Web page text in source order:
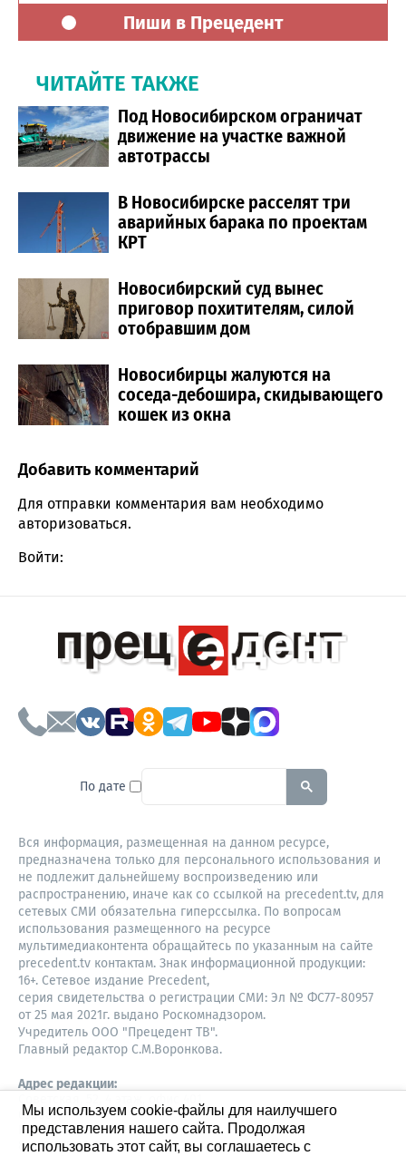
Пиши в Прецедент
ЧИТАЙТЕ ТАКЖЕ
Под Новосибирском ограничат
движение на участке важной
автотрассы
В Новосибирске расселят три
аварийных барака по проектам
КРТ
Новосибирский суд вынес
приговор похитителям, силой
отобравшим дом
Новосибирцы жалуются на
соседа-дебошира, скидывающего
кошек из окна
Comment section
Добавить комментарий
Для отправки комментария вам необходимо
авторизоваться.
Войти:
По дате To search this site, enter a
Вся информация, размещенная на данном ресурсе,
предназначена только для персонального использования и
не подлежит дальнейшему воспроизведению или
распространению, иначе как со ссылкой на precedent.tv, для
сетевых СМИ обязательна гиперссылка. По вопросам
использования размещенного на ресурсе
мультимедиаконтента обращайтесь по указанным на сайте
precedent.tv контактам. Знак информационной продукции:
16+. Сетевое издание Precedent,
серия свидетельства о регистрации СМИ: Эл № ФС77-80957
от 25 мая 2021г. выдано Роскомнадзором.
Учредитель ООО "Прецедент ТВ".
Главный редактор С.М.Воронкова.
Адрес редакции:
630087,
Новосибирск
8-960-779-12-96,
Мы используем cookie-файлы для наилучшего
представления нашего сайта. Продолжая
использовать этот сайт, вы соглашаетесь с